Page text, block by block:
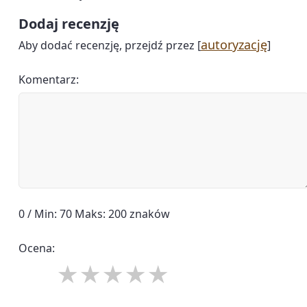
Dodaj recenzję
Aby dodać recenzję, przejdź przez [autoryzację]
Komentarz:
0 / Min: 70 Maks: 200 znaków
Ocena: